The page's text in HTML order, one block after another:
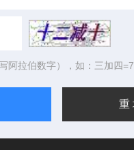
阿拉伯数字），如：三加四=7